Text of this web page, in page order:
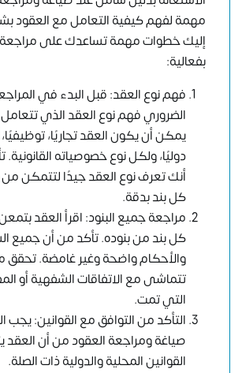
مهمة لفهم كيفية التعامل مع العقود
إليك خطوات مهمة تساعدك على مراجعة
بفعالية:
فهم نوع العقد: قبل البدء في
الضروري فهم نوع العقد الذي
يمكن أن يكون العقد تجاريًا، توظيفيًا،
دوليًا، ولكل نوع خصوصياته
أنك تعرف نوع العقد جيدًا لتتمكن
كل بند بدقة.
مراجعة جميع البنود: اقرأ العقد
كل بند من بنوده. تأكد من أن جميع
والأحكام واضحة وغير غامضة. تحقق
تتماشى مع الاتفاقات الشفهية أو
التي تمت.
التأكد من التوافق مع القوانين: يجب
صياغة ومراجعة العقود من أن العقد
القوانين المحلية والدولية ذات الصلة.